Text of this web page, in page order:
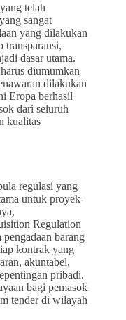
telah
sangat
yang dilakukan
transparansi,
dasar utama.
diumumkan
dilakukan
Eropa berhasil
dari seluruh
kualitas
regulasi yang
untuk proyek-
Regulation
barang
kontrak yang
akuntabel,
pribadi.
bagi pemasok
tender di wilayah